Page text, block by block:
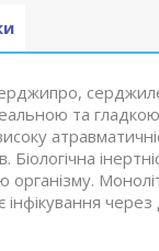
та
організму.